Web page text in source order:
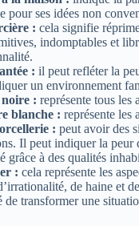
pour ses idées non
: cela signifie
indomptables et
: il peut refléter la
un environnement
noire : représente tous les
blanche : représente les
: peut avoir des
Il peut indiquer la
grâce à des qualités
: cela représente les
de haine et
de transformer une